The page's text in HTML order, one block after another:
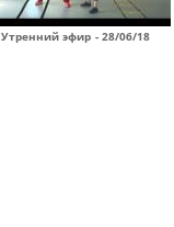
Утренний эфир - 28/06/18